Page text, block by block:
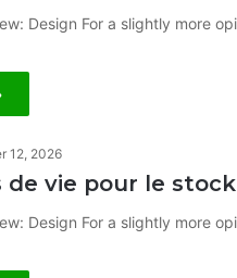
Design For a slightly more
12, 2026
de vie pour le
Design For a slightly more